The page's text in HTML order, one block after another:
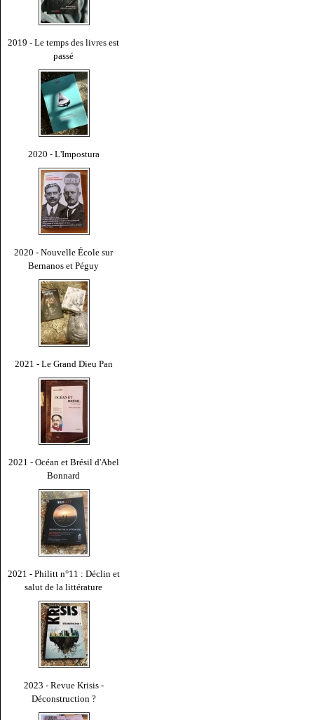
2019 - Le temps des livres est
passé
2020 - L'Impostura
2020 - Nouvelle École sur
Bernanos et Péguy
2021 - Le Grand Dieu Pan
2021 - Océan et Brésil d'Abel
Bonnard
2021 - Philitt n°11 : Déclin et
salut de la littérature
2023 - Revue Krisis -
Déconstruction ?